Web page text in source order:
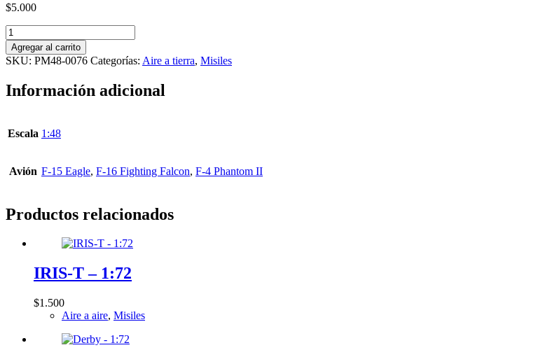
$5.000
AGM-
142
Have
Nap
Popeye
cantidad
Agregar al carrito
SKU: PM48-0076 Categorías: Aire a tierra, Misiles
Información adicional
Escala 1:48
Avión F-15 Eagle, F-16 Fighting Falcon, F-4 Phantom II
Productos relacionados
IRIS-T – 1:72
$1.500
Aire a aire, Misiles